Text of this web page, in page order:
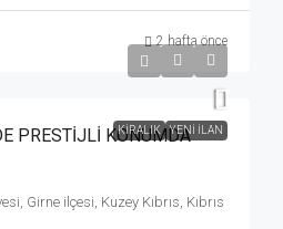
2 hafta önce
KIRALIK YENI İLAN
PRESTİJLİ KONUMDA
Girne ilçesi, Kuzey Kıbrıs, Kıbrıs